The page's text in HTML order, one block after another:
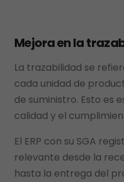
Mejora en la
La trazabilidad se
cada unidad de
de suministro. Esto es
calidad y el
El ERP con su SGA
relevante desde la
hasta la entrega del